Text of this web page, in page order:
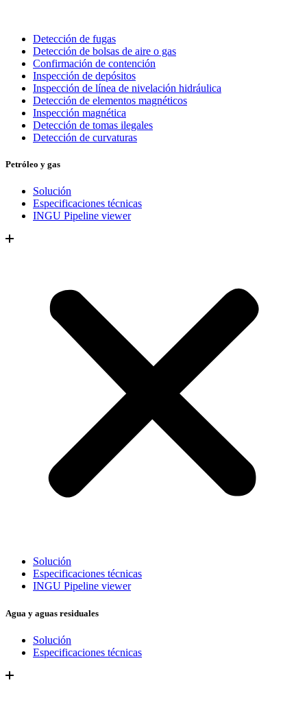
Detección de fugas
Detección de bolsas de aire o gas
Confirmación de contención
Inspección de depósitos
Inspección de línea de nivelación hidráulica
Detección de elementos magnéticos
Inspección magnética
Detección de tomas ilegales
Detección de curvaturas
Petróleo y gas
Solución
Especificaciones técnicas
INGU Pipeline viewer
Solución
Especificaciones técnicas
INGU Pipeline viewer
Agua y aguas residuales
Solución
Especificaciones técnicas